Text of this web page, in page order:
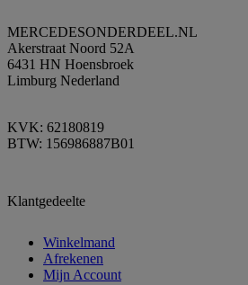
MERCEDESONDERDEEL.NL
Akerstraat Noord 52A
6431 HN Hoensbroek
Limburg Nederland
KVK: 62180819
BTW: 156986887B01
Klantgedeelte
Winkelmand
Afrekenen
Mijn Account